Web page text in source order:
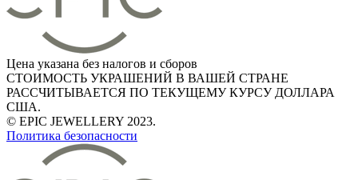
Цена указана без налогов и сборов
СТОИМОСТЬ УКРАШЕНИЙ В ВАШЕЙ СТРАНЕ
РАССЧИТЫВАЕТСЯ ПО ТЕКУЩЕМУ КУРСУ ДОЛЛАРА
США.
© EPIC JEWELLERY 2023.
Политика безопасности